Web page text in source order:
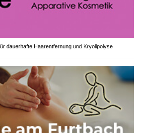
dauerhafte Haarentfernung und Kryolipolyse